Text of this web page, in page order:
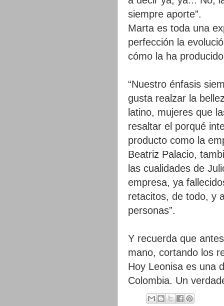
siempre aporte”.
Marta es toda una
perfección la
cómo la ha
“Nuestro énfasis
gusta realzar la
latino, mujeres que
resaltar el porqué
producto como la
Beatriz Palacio,
las cualidades de
empresa, ya
retacitos, de todo, y
personas”.
Y recuerda que
mano, cortando los
Hoy Leonisa es una
Colombia. Un